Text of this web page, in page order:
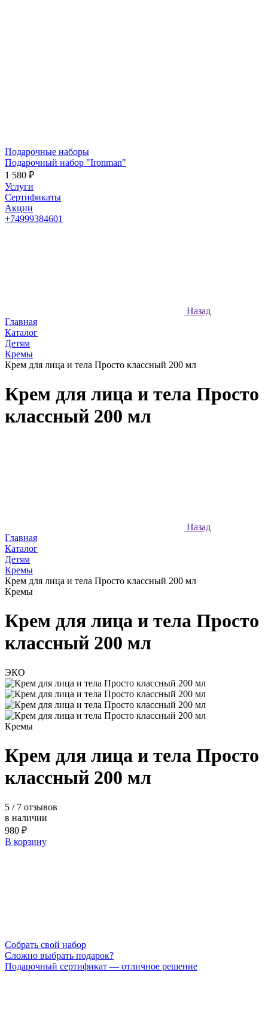
Подарочные наборы
Подарочный набор "Ironman"
1 580 ₽
Услуги
Сертификаты
Акции
+74999384601
Назад
Главная
Каталог
Детям
Кремы
Крем для лица и тела Просто классный 200 мл
Крем для лица и тела Просто
классный 200 мл
Назад
Главная
Каталог
Детям
Кремы
Крем для лица и тела Просто классный 200 мл
Кремы
Крем для лица и тела Просто
классный 200 мл
ЭКО
Кремы
Крем для лица и тела Просто
классный 200 мл
5 / 7 отзывов
в наличии
980 ₽
В корзину
Cобрать свой набор
Сложно выбрать подарок?
Подарочный сертификат — отличное решение